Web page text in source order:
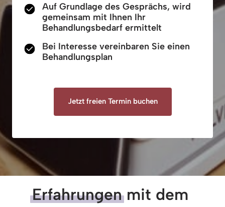
Auf Grundlage des Gesprächs, wird
gemeinsam mit Ihnen Ihr
Behandlungsbedarf ermittelt
Bei Interesse vereinbaren Sie einen
Behandlungsplan
Jetzt freien Termin buchen
Erfahrungen mit dem